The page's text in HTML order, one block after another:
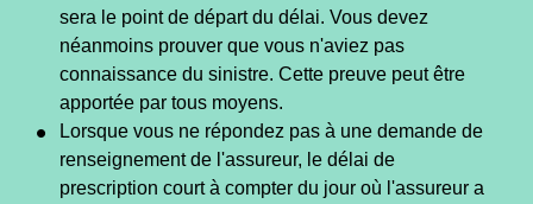
sera le point de départ du délai. Vous devez
néanmoins prouver que vous n'aviez pas
connaissance du sinistre. Cette preuve peut être
apportée par tous moyens.
Lorsque vous ne répondez pas à une demande de
renseignement de l'assureur, le délai de
prescription court à compter du jour où l'assureur a